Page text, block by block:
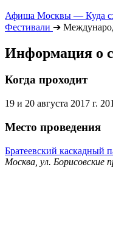
Афиша Москвы — Куда
Фестивали ➔
Информация о
Когда проходит
19 и 20 августа 2017 г.
Место проведения
Братеевский каскадный
Москва, ул. Борисовские